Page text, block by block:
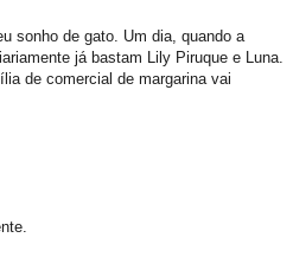
sonho de gato. Um dia, quando a
já bastam Lily Piruque e Luna.
de comercial de margarina vai